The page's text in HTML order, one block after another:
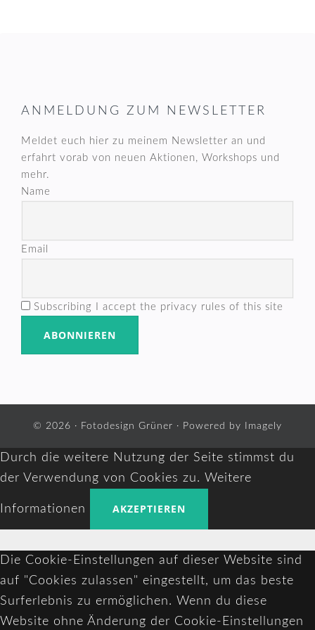
FOOTER
ANMELDUNG ZUM NEWSLETTER
Meldet euch hier zu meinem Newsletter an und
erfahrt vorab von neuen Aktionen, Workshops und
mehr.
Name
Email
Subscribing I accept the privacy rules of this site
© 2026 · Fotodesign Grüner · Powered by Imagely
Durch die weitere Nutzung der Seite stimmst du
der Verwendung von Cookies zu. Weitere
Informationen AKZEPTIEREN
Die Cookie-Einstellungen auf dieser Website sind
auf "Cookies zulassen" eingestellt, um das beste
Surferlebnis zu ermöglichen. Wenn du diese
Website ohne Änderung der Cookie-Einstellungen